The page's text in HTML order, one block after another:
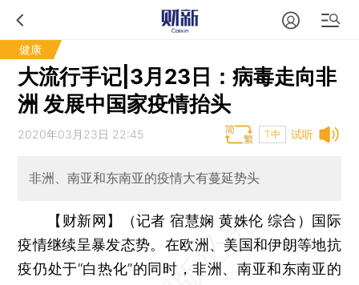
健康
大流行手记|3月23日：病毒走向非
洲 发展中国家疫情抬头
试听
2020年03月23日 22:45 T中
非洲、南亚和东南亚的疫情大有蔓延势头
【财新网】（记者 宿慧娴 黄姝伦 综合） 国际
疫情继续呈暴发态势。在欧洲、美国和伊朗等地抗
疫仍处于“白热化”的同时，非洲、南亚和东南亚的